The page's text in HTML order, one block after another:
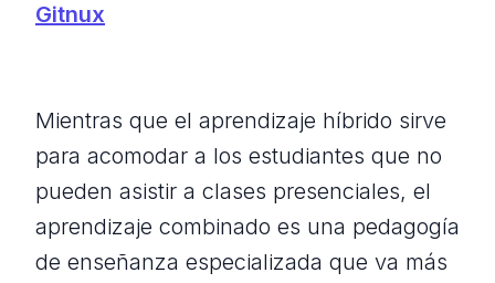
Gitnux
Mientras que el aprendizaje híbrido sirve
para acomodar a los estudiantes que no
pueden asistir a clases presenciales, el
aprendizaje combinado es una pedagogía
de enseñanza especializada que va más